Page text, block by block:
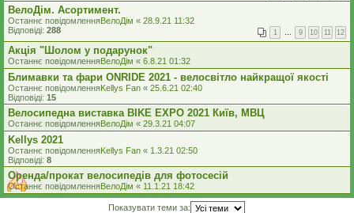
ВелоДім. Асортимент.
Останнє повідомленняВелоДім « 28.9.21 11:32
Відповіді: 288 1 … 9 10 11 12
Акція "Шолом у подарунок"
Останнє повідомленняВелоДім « 6.8.21 01:32
Блимавки та фари ONRIDE 2021 - велосвітло найкращої якості
Останнє повідомленняKellys Fan « 25.6.21 02:40
Відповіді: 15
Велосипедна виставка BIKE EXPO 2021 Київ, МВЦ
Останнє повідомленняВелоДім « 29.3.21 04:07
Kellys 2021
Останнє повідомленняKellys Fan « 1.3.21 02:50
Відповіді: 8
Оренда/прокат велосипедів для фотосесій
Останнє повідомленняВелоДім « 11.1.21 18:42
Показувати теми за: